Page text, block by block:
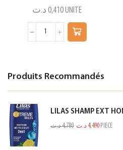
0,410 د.ت UNITE
Produits Recommandés
4,780د.ت 4,490 د.ت PIECE